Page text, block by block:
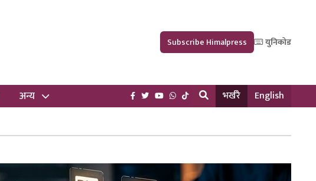
Subscribe Himalpress युनिकोड
अन्य भर्खरै English